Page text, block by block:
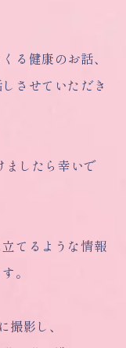
る健康のお話、
させていただき
したら幸いで
てるような情報
。
影し、